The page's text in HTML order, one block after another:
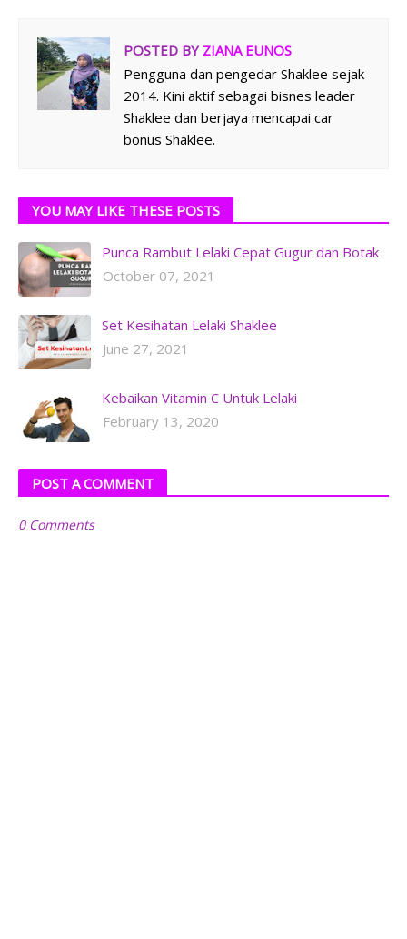
POSTED BYZIANA EUNOS
Pengguna dan pengedar Shaklee sejak
2014. Kini aktif sebagai bisnes leader
Shaklee dan berjaya mencapai car
bonus Shaklee.
YOU MAY LIKE THESE POSTS
Punca Rambut Lelaki Cepat Gugur dan Botak
October 07, 2021
Set Kesihatan Lelaki Shaklee
June 27, 2021
Kebaikan Vitamin C Untuk Lelaki
February 13, 2020
POST A COMMENT
0 Comments